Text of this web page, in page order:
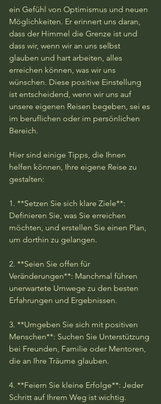
ein Gefühl von Optimismus und neuen
Möglichkeiten. Er erinnert uns daran,
dass der Himmel die Grenze ist und
dass wir, wenn wir an uns selbst
glauben und hart arbeiten, alles
erreichen können, was wir uns
wünschen. Diese positive Einstellung
ist entscheidend, wenn wir uns auf
unsere eigenen Reisen begeben, sei es
im beruflichen oder im persönlichen
Bereich.
Hier sind einige Tipps, die Ihnen
helfen können, Ihre eigene Reise zu
gestalten:
1. **Setzen Sie sich klare Ziele**:
Definieren Sie, was Sie erreichen
möchten, und erstellen Sie einen Plan,
um dorthin zu gelangen.
2. **Seien Sie offen für
Veränderungen**: Manchmal führen
unerwartete Umwege zu den besten
Erfahrungen und Ergebnissen.
3. **Umgeben Sie sich mit positiven
Menschen**: Suchen Sie Unterstützung
bei Freunden, Familie oder Mentoren,
die an Ihre Träume glauben.
4. **Feiern Sie kleine Erfolge**: Jeder
Schritt auf Ihrem Weg ist wichtig.